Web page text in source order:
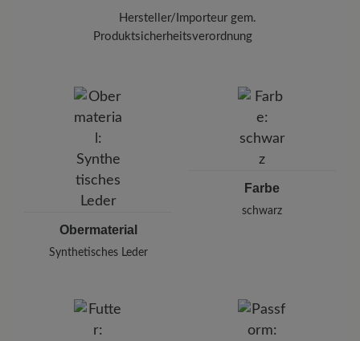
Hersteller/Importeur gem.
Produktsicherheitsverordnung
Pleidelsheimer Str. 15/1, 74321 Bietigheim-Bissingen,
E-Mail: kundenbetreuung@baer-schuhe.de
Obermaterial
Synthetisches Leder
Farbe
schwarz